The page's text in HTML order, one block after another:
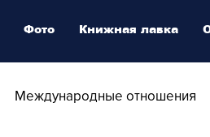
Международные отношения
Фото Книжная лавка